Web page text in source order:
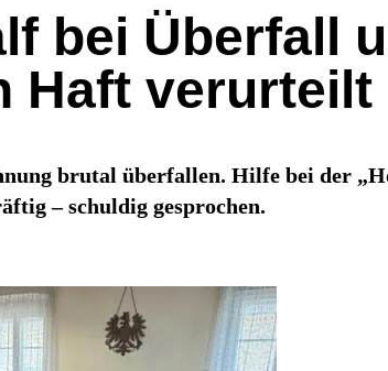
bei Überfall
Haft verurteilt
brutal überfallen. Hilfe bei der
– schuldig gesprochen.